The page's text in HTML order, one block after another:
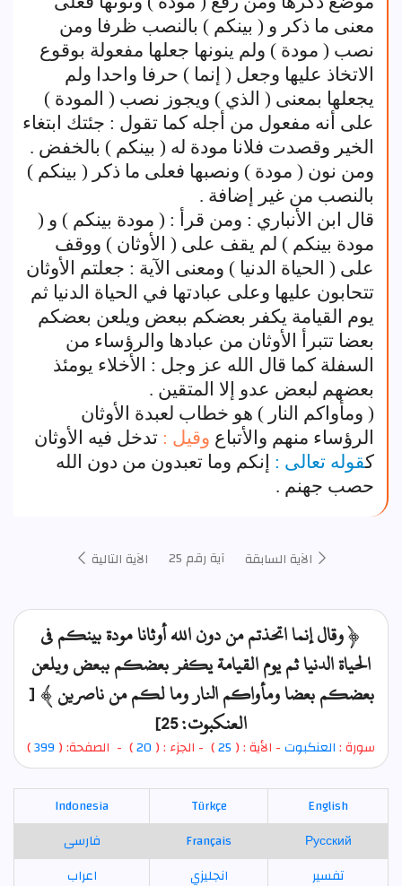
معنى ما ذكر و ( بينكم ) بالنصب ظرفا ومن
نصب ( مودة ) ولم ينونها جعلها مفعولة بوقوع
الاتخاذ عليها وجعل ( إنما ) حرفا واحدا ولم
يجعلها بمعنى ( الذي ) ويجوز نصب ( المودة )
على أنه مفعول من أجله كما تقول : جئتك ابتغاء
الخير وقصدت فلانا مودة له ( بينكم ) بالخفض .
ومن نون ( مودة ) ونصبها فعلى ما ذكر ( بينكم )
بالنصب من غير إضافة .
قال ابن الأنباري : ومن قرأ : ( مودة بينكم ) و (
مودة بينكم ) لم يقف على ( الأوثان ) ووقف
على ( الحياة الدنيا ) ومعنى الآية : جعلتم الأوثان
تتحابون عليها وعلى عبادتها في الحياة الدنيا ثم
يوم القيامة يكفر بعضكم ببعض ويلعن بعضكم
بعضا تتبرأ الأوثان من عبادها والرؤساء من
السفلة كما قال الله عز وجل : الأخلاء يومئذ
بعضهم لبعض عدو إلا المتقين .
( ومأواكم النار ) هو خطاب لعبدة الأوثان
الرؤساء منهم والأتباع وقيل : تدخل فيه الأوثان
كقوله تعالى : إنكم وما تعبدون من دون الله
حصب جهنم .
الآية السابقة آية رقم 25 الآية التالية
﴿ وقال إنما اتخذتم من دون الله أوثانا مودة بينكم في
الحياة الدنيا ثم يوم القيامة يكفر بعضكم ببعض ويلعن
بعضكم بعضا ومأواكم النار وما لكم من ناصرين ﴾ [
العنكبوت: 25]
سورة :العنكبوت- الأية : ( 25
) - الجزء : (20) - الصفحة: (399
)
English
Türkçe
Indonesia
Русский
Français
فارسی
تفسير
انجليزي اعراب